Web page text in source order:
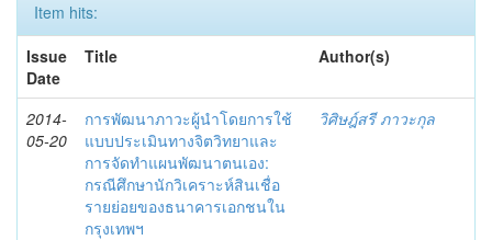
Item hits:
Issue
Date
Title Author(s)
2014-
05-20
การพัฒนาภาวะผู้นำโดยการใช้
แบบประเมินทางจิตวิทยาและ
การจัดทำแผนพัฒนาตนเอง:
กรณีศึกษานักวิเคราะห์สินเชื่อ
รายย่อยของธนาคารเอกชนใน
กรุงเทพฯ
วิศิษฎ์สรี ภาวะกุล